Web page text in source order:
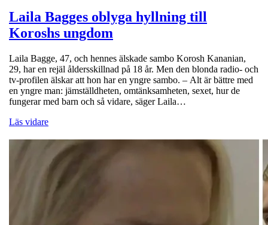
Laila Bagges oblyga hyllning till
Koroshs ungdom
Laila Bagge, 47, och hennes älskade sambo Korosh Kananian,
29, har en rejäl åldersskillnad på 18 år. Men den blonda radio- och
tv-profilen älskar att hon har en yngre sambo. – Alt är bättre med
en yngre man: jämställdheten, omtänksamheten, sexet, hur de
fungerar med barn och så vidare, säger Laila…
Läs vidare